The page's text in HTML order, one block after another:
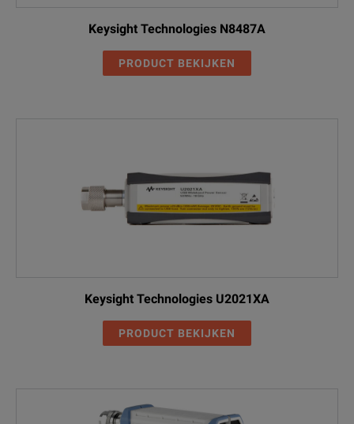
Keysight Technologies N8487A
PRODUCT BEKIJKEN
Keysight Technologies U2021XA
PRODUCT BEKIJKEN